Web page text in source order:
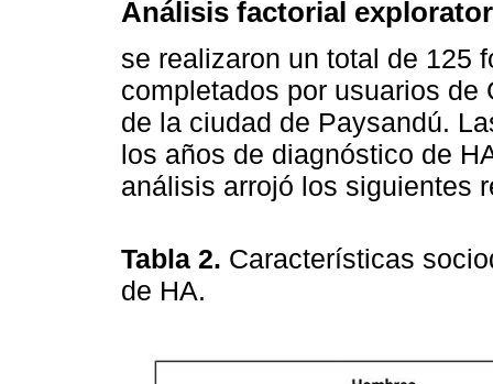
Análisis factorial
se realizaron un total de 125
completados por usuarios de
de la ciudad de Paysandú.
los años de diagnóstico de
análisis arrojó los siguientes
Tabla 2. Características
de HA.